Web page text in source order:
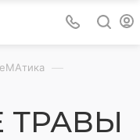
—
ТРАВЫ